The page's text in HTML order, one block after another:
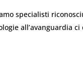
specialisti
all’avanguardia